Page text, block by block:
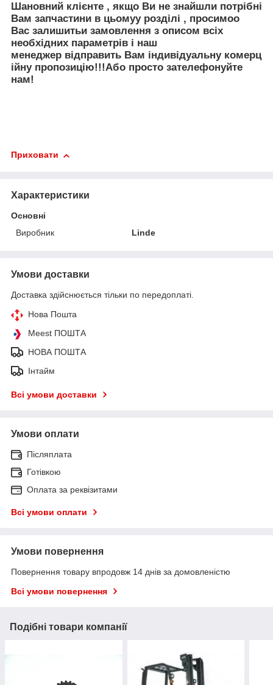
Шановний клієнте , якщо Ви не знайшли потрібні
Вам запчастини в цьомуу розділі , просимоо
Вас залишитьи замовлення з описом всіх
необхідних параметрів і наш
менеджер відправить Вам індивідуальнукомерц
ійну пропозицію!!!Або просто зателефонуйте
нам!
Приховати
Характеристики
Основні
Виробник
Linde
Умови доставки
Доставка здійснюється тільки по передоплаті.
Нова Пошта
Meest ПОШТА
НОВА ПОШТА
Інтайм
Всі умови доставки
Умови оплати
Післяплата
Готівкою
Оплата за реквізитами
Всі умови оплати
Умови повернення
Повернення товару впродовж 14 днів за домовленістю
Всі умови повернення
Подібні товари компанії